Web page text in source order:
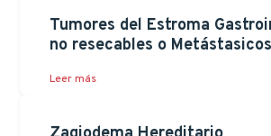
Tumores del Estroma
no resecables o Metástasicos
Leer más